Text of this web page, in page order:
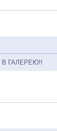
ГАЛЕРЕЮ!!